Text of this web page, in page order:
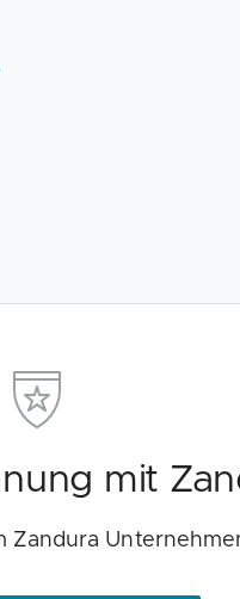
mit
Zandura